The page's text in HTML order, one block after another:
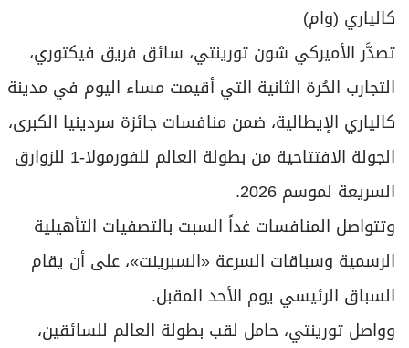
عدد اليوم
مواقيت الصلاة
الأحوال الجوية
كالياري (وام)
تصدَّر الأميركي شون تورينتي، سائق فريق فيكتوري،
التجارب الحُرة الثانية التي أقيمت مساء اليوم في مدينة
كالياري الإيطالية، ضمن منافسات جائزة سردينيا الكبرى،
الجولة الافتتاحية من بطولة العالم للفورمولا-1 للزوارق
السريعة لموسم 2026.
وتتواصل المنافسات غداً السبت بالتصفيات التأهيلية
الرسمية وسباقات السرعة «السبرينت»، على أن يقام
السباق الرئيسي يوم الأحد المقبل.
وواصل تورينتي، حامل لقب بطولة العالم للسائقين،